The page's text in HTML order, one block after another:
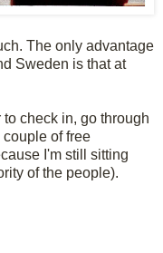
The only advantage
Sweden is that at
check in, go through
of free
I'm still sitting
of the people).